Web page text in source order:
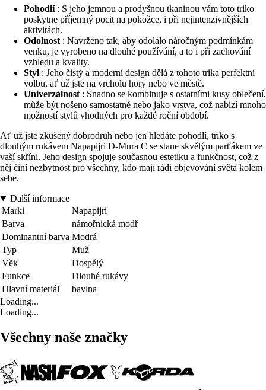
Pohodlí: S jeho jemnou a prodyšnou tkaninou vám toto triko
poskytne příjemný pocit na pokožce, i při nejintenzivnějších
aktivitách.
Odolnost : Navrženo tak, aby odolalo náročným podmínkám
venku, je vyrobeno na dlouhé používání, a to i při zachování
vzhledu a kvality.
Styl : Jeho čistý a moderní design dělá z tohoto trika perfektní
volbu, ať už jste na vrcholu hory nebo ve městě.
Univerzálnost : Snadno se kombinuje s ostatními kusy oblečení,
může být nošeno samostatně nebo jako vrstva, což nabízí mnoho
možností stylů vhodných pro každé roční období.
Ať už jste zkušený dobrodruh nebo jen hledáte pohodlí, triko s
dlouhým rukávem Napapijri D-Mura C se stane skvělým parťákem ve
vaší skříni. Jeho design spojuje současnou estetiku a funkčnost, což z
něj činí nezbytnost pro všechny, kdo mají rádi objevování světa kolem
sebe.
Další informace
Marki
Napapijri
Barva
námořnická modř
Dominantní barva Modrá
Typ
Muž
Věk
Dospělý
Funkce
Dlouhé rukávy
Hlavní materiál
bavlna
Loading...
Loading...
Všechny naše značky